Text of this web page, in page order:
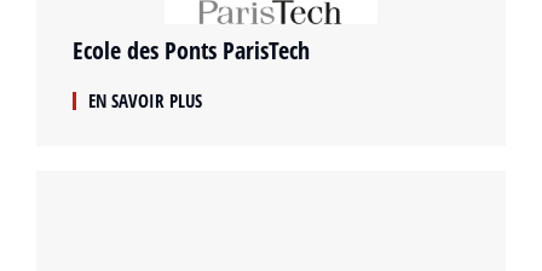
Ecole des Ponts ParisTech
EN SAVOIR PLUS